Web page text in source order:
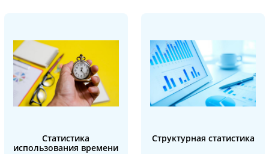
Статистика
использования времени
Структурная статистика